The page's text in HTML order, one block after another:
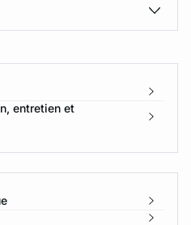
entretien et